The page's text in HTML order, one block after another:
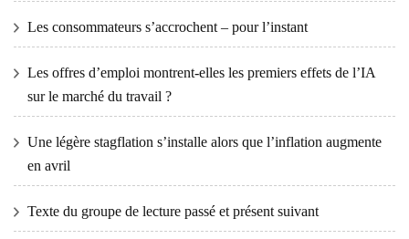
Les consommateurs s’accrochent – ​​pour l’instant
Les offres d’emploi montrent-elles les premiers effets de l’IA
sur le marché du travail ?
Une légère stagflation s’installe alors que l’inflation augmente
en avril
Texte du groupe de lecture passé et présent suivant